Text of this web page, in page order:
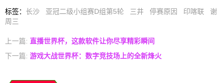
标签： 长沙 亚冠二级小组赛D组第5轮 三井 停赛原因 印喀联
谢
周三
上一篇: 直播世界杯，这款软件让你尽享精彩瞬间
下一篇: 游戏大战世界杯：数字竞技场上的全新烽火